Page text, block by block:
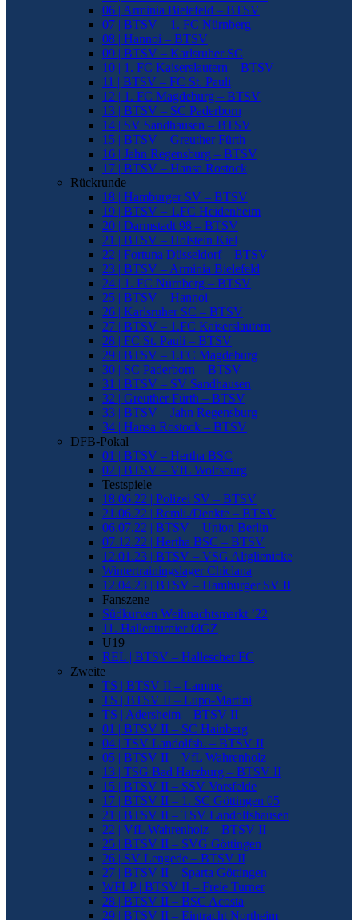
06 | Arminia Bielefeld – BTSV
07 | BTSV – 1. FC Nürnberg
08 | Hannoi – BTSV
09 | BTSV – Karlsruher SC
10 | 1. FC Kaiserslautern – BTSV
11 | BTSV – FC St. Pauli
12 | 1. FC Magdeburg – BTSV
13 | BTSV – SC Paderborn
14 | SV Sandhausen – BTSV
15 | BTSV – Greuther Fürth
16 | Jahn Regensburg – BTSV
17 | BTSV – Hansa Rostock
Rückrunde
18 | Hamburger SV – BTSV
19 | BTSV – 1.FC Heidenheim
20 | Darmstadt 98 – BTSV
21 | BTSV – Holstein Kiel
22 | Fortuna Düsseldorf – BTSV
23 | BTSV – Arminia Bielefeld
24 | 1. FC Nürnberg – BTSV
25 | BTSV – Hannoi
26 | Karlsruher SC – BTSV
27 | BTSV – 1.FC Kaiserslautern
28 | FC St. Pauli – BTSV
29 | BTSV – 1.FC Magdeburg
30 | SC Paderborn – BTSV
31 | BTSV – SV Sandhausen
32 | Greuther Fürth – BTSV
33 | BTSV – Jahn Regensburg
34 | Hansa Rostock – BTSV
DFB-Pokal
01 | BTSV – Hertha BSC
02 | BTSV – VfL Wolfsburg
Testspiele
18.06.22 | Polizei SV – BTSV
21.06.22 | Remli./Denkte – BTSV
06.07.22 | BTSV – Union Berlin
07.12.22 | Hertha BSC – BTSV
12.01.23 | BTSV – VSG Altglienicke
Wintertrainingslager Chiclana
12.04.23 | BTSV – Hamburger SV II
Fanszene
Südkurven Weihnachtsmarkt ’22
11. Hallenturnier fdGZ
U19
REL | BTSV – Hallescher FC
Zweite
TS | BTSV II – Lamme
TS | BTSV II – Lupo-Martini
TS | Adersheim – BTSV II
01 | BTSV II – SC Hainberg
04 | TSV Landolfsh. – BTSV II
05 | BTSV II – VfL Wahrenholz
13 | TSG Bad Harzburg – BTSV II
15 | BTSV II – SSV Vorsfelde
17 | BTSV II – 1. SC Göttingen 05
21 | BTSV II – TSV Landolfshausen
22 | VfL Wahrenholz – BTSV II
25 | BTSV II – SVG Göttingen
26 | SV Lengede – BTSV II
27 | BTSV II – Sparta Göttingen
WFLP | BTSV II – Freie Turner
28 | BTSV II – BSC Acosta
29 | BTSV II – Eintracht Northeim